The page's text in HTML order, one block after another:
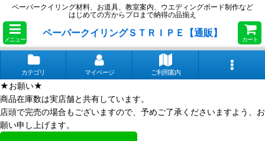
ペーパークイリング材料、お道具、教室案内、ウエディングボード制作など
はじめての方からプロまで納得の品揃え
メニュー
ペーパークイリングＳＴＲＩＰＥ【通販】
カート
カテゴリ マイページ ご利用案内
★お願い★
商品在庫数は実店舗と共有しています。
店頭で完売の場合もございますので、予めご了承くださいますよう、お
願い申し上げます。